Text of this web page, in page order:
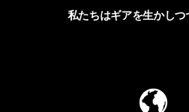
私たちはギアを生かしつ